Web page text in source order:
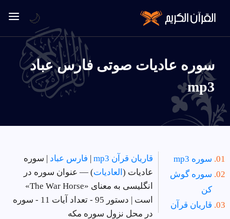
سوره عاديات صوتی فارس عباد
mp3
سوره mp3
سوره گوش
کن
قاریان قرآن
قاریان قرآن mp3 | فارس عباد | سوره
عاديات ( العاديات) — عنوان سوره در
انگلیسی به معنای «The War Horse»
است | دستور 95 - تعداد آیات 11 - سوره
در محل نزول سوره مکه
🌙